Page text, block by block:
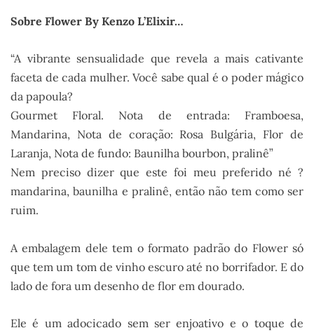
Sobre Flower By Kenzo L’Elixir…
“A vibrante sensualidade que revela a mais cativante
faceta de cada mulher. Você sabe qual é o poder mágico
da papoula?
Gourmet Floral. Nota de entrada: Framboesa,
Mandarina, Nota de coração: Rosa Bulgária, Flor de
Laranja, Nota de fundo: Baunilha bourbon, pralinê”
Nem preciso dizer que este foi meu preferido né ?
mandarina, baunilha e pralinê, então não tem como ser
ruim.
A embalagem dele tem o formato padrão do Flower só
que tem um tom de vinho escuro até no borrifador. E do
lado de fora um desenho de flor em dourado.
Ele é um adocicado sem ser enjoativo e o toque de